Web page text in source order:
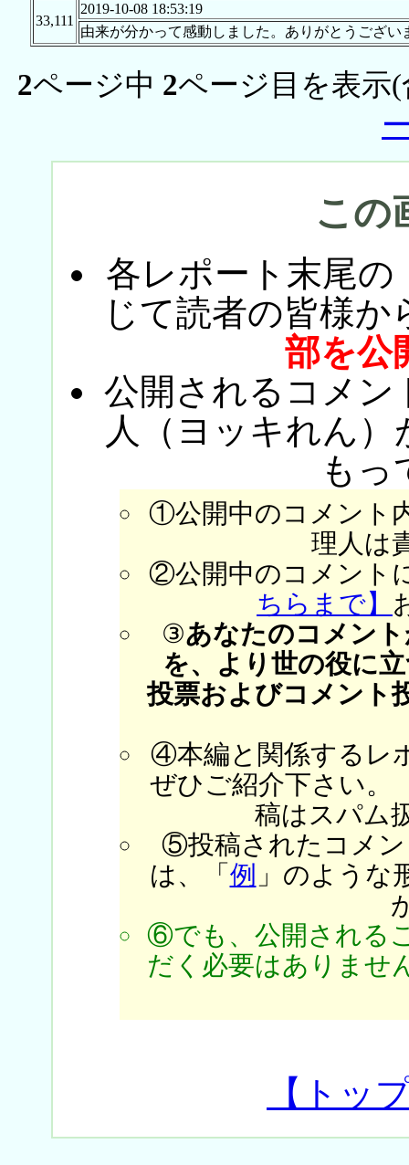
33,111
2019-10-08 18:53:19
由来が分かって感動しました。ありがとうござい
2ページ中 2ページ目を表示(
この
各レポート末尾の
じて読者の皆様か
部を公
公開されるコメン
人（ヨッキれん
もっ
①公開中のコメント
理人は
②公開中のコメント
ちらまで】
③あなたのコメン
を、より世の役に
投票およびコメント
④本編と関係するレ
ぜひご紹介下さい。
稿はスパム
⑤投稿されたコメン
は、「 例 」のような
⑥でも、公開される
だく必要はありませ
【トッ